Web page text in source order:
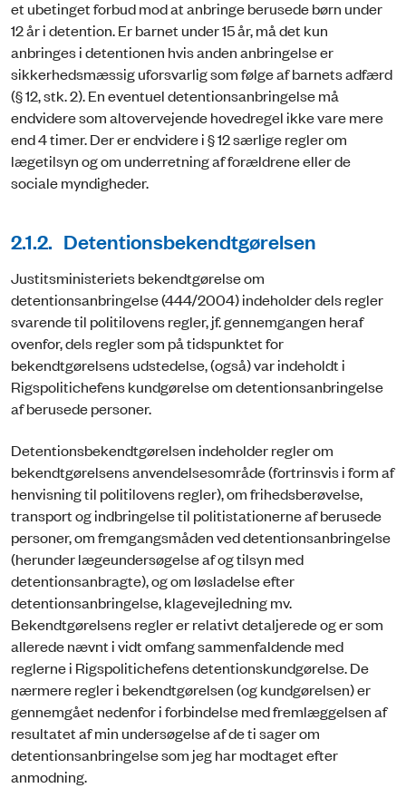
et ubetinget forbud mod at anbringe berusede børn under
12 år i detention. Er barnet under 15 år, må det kun
anbringes i detentionen hvis anden anbringelse er
sikkerhedsmæssig uforsvarlig som følge af barnets adfærd
(§ 12, stk. 2). En eventuel detentionsanbringelse må
endvidere som altovervejende hovedregel ikke vare mere
end 4 timer. Der er endvidere i § 12 særlige regler om
lægetilsyn og om underretning af forældrene eller de
sociale myndigheder.
2.1.2. Detentionsbekendtgørelsen
Justitsministeriets bekendtgørelse om
detentionsanbringelse (444/2004) indeholder dels regler
svarende til politilovens regler, jf. gennemgangen heraf
ovenfor, dels regler som på tidspunktet for
bekendtgørelsens udstedelse, (også) var indeholdt i
Rigspolitichefens kundgørelse om de­tentionsanbringelse
af berusede personer.
Detentionsbekendtgørelsen indeholder regler om
bekendtgørelsens anvendelsesområde (fortrinsvis i form af
henvisning til politilovens regler), om frihedsberøvelse,
transport og indbringelse til politistationerne af berusede
personer, om fremgangsmåden ved detentionsanbringelse
(herunder lægeundersøgelse af og tilsyn med
detentionsanbragte), og om løsladelse efter
detentionsanbringelse, klagevejledning mv.
Bekendtgørelsens regler er relativt detaljerede og er som
allerede nævnt i vidt omfang sammenfaldende med
reglerne i Rigspolitichefens detentionskundgørelse. De
nærmere regler i bekendtgørelsen (og kundgørelsen) er
gennemgået nedenfor i forbindelse med fremlæggelsen af
resultatet af min undersøgelse af de ti sager om
detentionsanbringelse som jeg har modtaget efter
anmodning.